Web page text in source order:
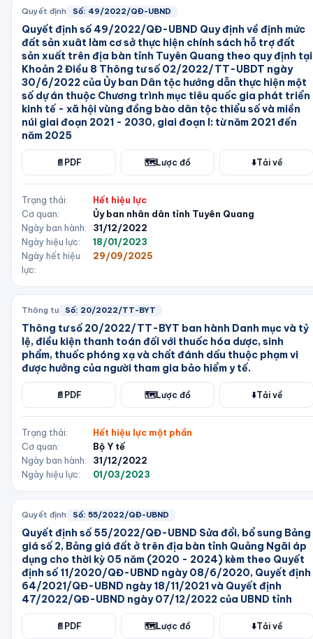
Quyết định Số: 49/2022/QĐ-UBND
Quyết định số 49/2022/QĐ-UBND Quy định về định mức
đất sản xuât làm cơ sở thực hiện chính sách hỗ trợ đất
sản xuất trên địa bàn tỉnh Tuyên Quang theo quy định tại
Khoản 2 Điều 8 Thông tư số 02/2022/TT-UBDT ngày
30/6/2022 của Ủy ban Dân tộc hướng dẫn thực hiện một
số dự án thuộc Chương trình mục tiêu quốc gia phát triển
kinh tế - xã hội vùng đồng bào dân tộc thiểu số và miền
núi giai đoạn 2021 - 2030, giai đoạn I: từ năm 2021 đến
năm 2025
📄 PDF 🗺️Lược đồ ⬇️Tải về
Trạng thái:
Hết hiệu lực
Cơ quan:
Ủy ban nhân dân tỉnh Tuyên Quang
Ngày ban hành:
31/12/2022
Ngày hiệu lực:
18/01/2023
Ngày hết hiệu
lực:
29/09/2025
Thông tư Số: 20/2022/TT-BYT
Thông tư số 20/2022/TT-BYT ban hành Danh mục và tỷ
lệ, điều kiện thanh toán đối với thuốc hóa dược, sinh
phẩm, thuốc phóng xạ và chất đánh dấu thuộc phạm vi
được hưởng của người tham gia bảo hiểm y tế.
📄 PDF 🗺️Lược đồ ⬇️Tải về
Trạng thái:
Hết hiệu lực một phần
Cơ quan:
Bộ Y tế
Ngày ban hành:
31/12/2022
Ngày hiệu lực:
01/03/2023
Quyết định Số: 55/2022/QĐ-UBND
Quyết định số 55/2022/QĐ-UBND Sửa đổi, bổ sung Bảng
giá số 2, Bảng giá đất ở trên địa bàn tỉnh Quảng Ngãi áp
dụng cho thời kỳ 05 năm (2020 - 2024) kèm theo Quyết
định số 11/2020/QĐ-UBND ngày 08/6/2020, Quyết định
64/2021/QĐ-UBND ngày 18/11/2021 và Quyết định
47/2022/QĐ-UBND ngày 07/12/2022 của UBND tỉnh
📄 PDF 🗺️Lược đồ ⬇️Tải về